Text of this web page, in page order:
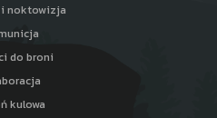
noktowizja
do broni
kulowa